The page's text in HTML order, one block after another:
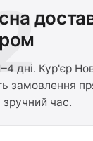
дні. Кур'єр
замовлення
час.